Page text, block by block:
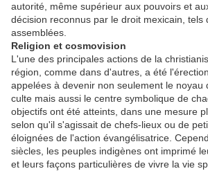
autorité, même supérieur aux pouvoirs et
décision reconnus par le droit mexicain, tels
assemblées.
Religion et cosmovision
L'une des principales actions de la
région, comme dans d'autres, a été
appelées à devenir non seulement le noyau
culte mais aussi le centre symbolique de
objectifs ont été atteints, dans une mesure
selon qu'il s'agissait de chefs-lieux ou de
éloignées de l'action évangélisatrice.
siècles, les peuples indigènes ont imprimé
et leurs façons particulières de vivre la vie